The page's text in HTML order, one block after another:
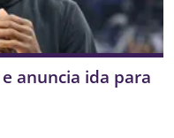
anuncia ida para